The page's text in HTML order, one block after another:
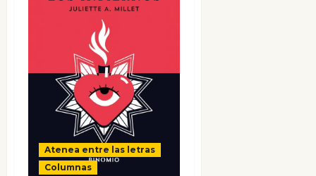
Atenea entre las letras
Columnas